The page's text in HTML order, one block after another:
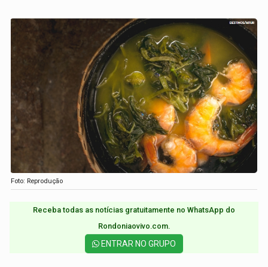
Foto: Reprodução
Receba todas as notícias gratuitamente no WhatsApp do
Rondoniaovivo.com.​
ENTRAR NO GRUPO